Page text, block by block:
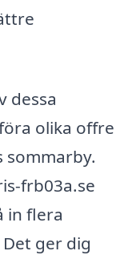
dessa
olika offre
frb03a.se
in flera
ger dig